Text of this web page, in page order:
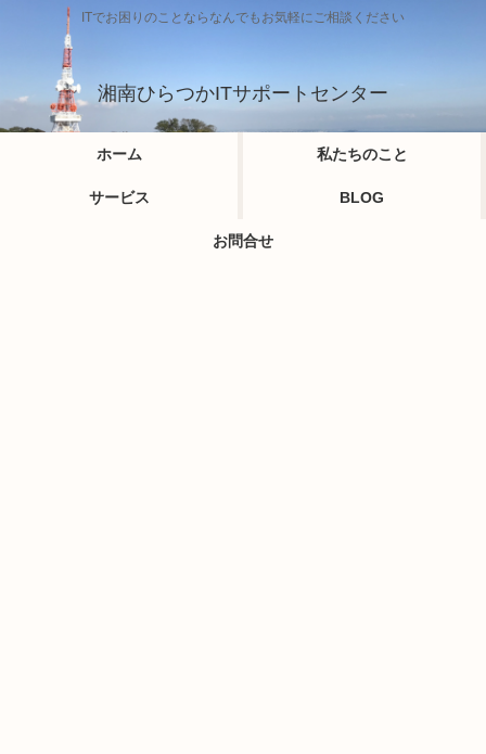
ITでお困りのことならなんでもお気軽にご相談ください
湘南ひらつかITサポートセンター
ホーム 私たちのこと
サービス BLOG
お問合せ